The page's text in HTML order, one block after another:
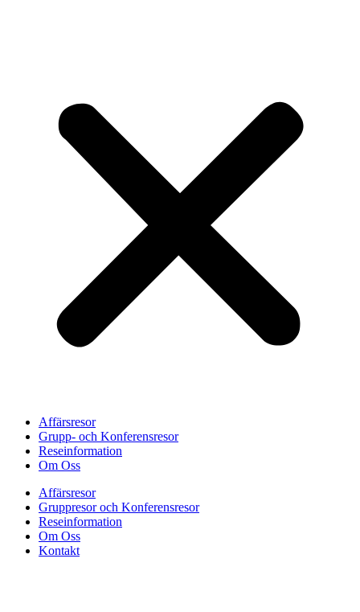
Affärsresor
Grupp- och Konferensresor
Reseinformation
Om Oss
Affärsresor
Gruppresor och Konferensresor
Reseinformation
Om Oss
Kontakt